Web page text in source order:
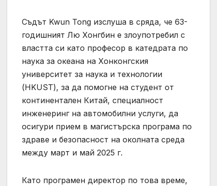
Съдът Kwun Tong изслуша в сряда, че 63-
годишният Лю Хонгбин е злоупотребил с
властта си като професор в катедрата по
наука за океана на Хонконгския
университет за наука и технологии
(HKUST), за да помогне на студент от
континентален Китай, специалност
инженеринг на автомобилни услуги, да
осигури прием в магистърска програма по
здраве и безопасност на околната среда
между март и май 2025 г.
Като програмен директор по това време,